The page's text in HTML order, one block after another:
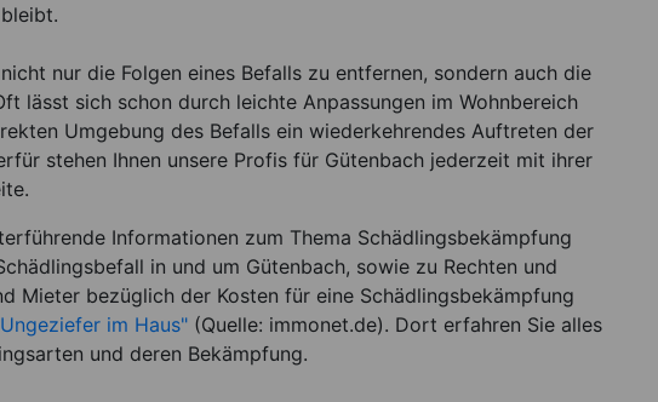
nur die Folgen eines Befalls zu entfernen, sondern auch die
lässt sich schon durch leichte Anpassungen im Wohnbereich
Umgebung des Befalls ein wiederkehrendes Auftreten der
stehen Ihnen unsere Profis für Gütenbach jederzeit mit ihrer
Informationen zum Thema Schädlingsbekämpfung
in und um Gütenbach, sowie zu Rechten und
Mieter bezüglich der Kosten für eine Schädlingsbekämpfung
im Haus"(Quelle: immonet.de). Dort erfahren Sie alles
und deren Bekämpfung.